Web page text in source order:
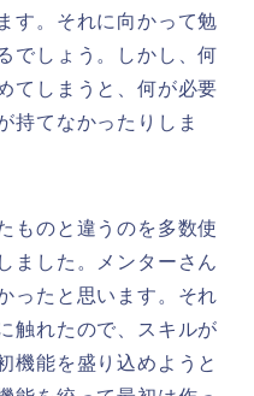
す。それに向かって勉
でしょう。しかし、何
てしまうと、何が必要
持てなかったりしま
ものと違うのを多数使
ました。メンターさん
ったと思います。それ
触れたので、スキルが
機能を盛り込めようと